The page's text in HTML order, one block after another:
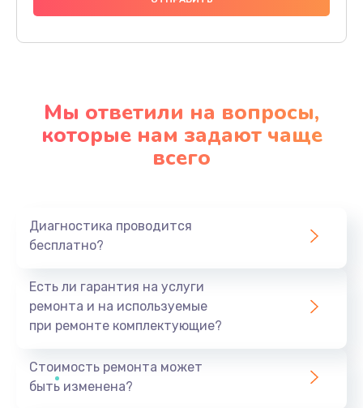
Мы ответили на вопросы,
которые нам задают чаще
всего
Диагностика проводится
бесплатно?
Есть ли гарантия на услуги
ремонта и на используемые
при ремонте комплектующие?
Стоимость ремонта может
быть изменена?